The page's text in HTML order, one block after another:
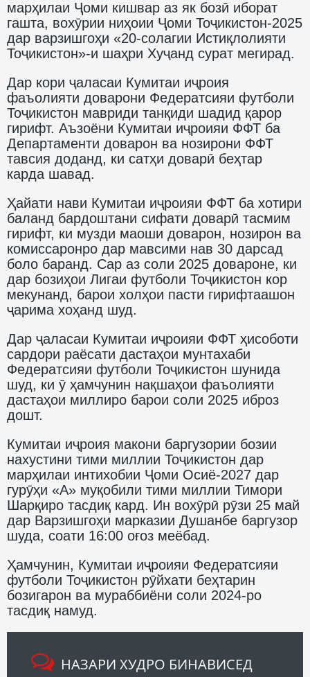
марҳилаи Ҷоми кишвар аз як бозӣ иборат
гашта, вохӯрии ниҳоии Ҷоми Тоҷикистон-2025
дар варзишгоҳи «20-солагии Истиқлолияти
Тоҷикистон»-и шаҳри Хуҷанд сурат мегирад.
Дар кори ҷаласаи Кумитаи иҷроия
фаъолияти доварони Федератсияи футболи
Тоҷикистон мавриди танқиди шадид қарор
гирифт. Аъзоёни Кумитаи иҷроияи ФФТ ба
Департаменти доварон ва нозирони ФФТ
тавсия доданд, ки сатҳи доварӣ беҳтар
карда шавад.
Ҳайати нави Кумитаи иҷроияи ФФТ ба хотири
баланд бардоштани сифати доварӣ тасмим
гирифт, ки музди маоши доварон, нозирон ва
комиссаронро дар мавсими нав 30 дарсад
боло баранд. Сар аз соли 2025 довароне, ки
дар бозиҳои Лигаи футболи Тоҷикистон кор
мекунанд, барои холҳои пасти гирифтаашон
ҷарима хоҳанд шуд.
Дар ҷаласаи Кумитаи иҷроияи ФФТ ҳисоботи
сардори раёсати дастаҳои мунтахаби
Федератсияи футболи Тоҷикистон шунида
шуд, ки ӯ ҳамчунин нақшаҳои фаъолияти
дастаҳои миллиро барои соли 2025 иброз
дошт.
Кумитаи иҷроия макони баргузории бозии
нахустини тими миллии Тоҷикистон дар
марҳилаи интихобии Ҷоми Осиё-2027 дар
гурӯҳи «А» муқобили тими миллии Тимори
Шарқиро тасдиқ кард. Ин вохӯрӣ рӯзи 25 май
дар Варзишгоҳи марказии Душанбе баргузор
шуда, соати 16:00 оғоз меёбад.
Ҳамчунин, Кумитаи иҷроияи Федератсияи
футболи Тоҷикистон рӯйхати беҳтарин
бозигарон ва мураббиёни соли 2024-ро
тасдиқ намуд.
НАЗАРИ ХУДРО БИНАВИСЕД